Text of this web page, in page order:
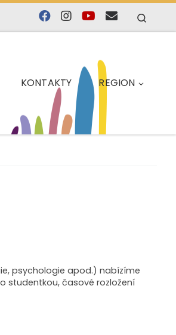
KONTAKTY REGION
psychologie apod.) nabízíme
studentkou, časové rozložení